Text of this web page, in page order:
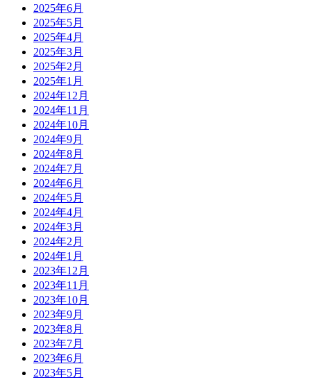
2025年6月
2025年5月
2025年4月
2025年3月
2025年2月
2025年1月
2024年12月
2024年11月
2024年10月
2024年9月
2024年8月
2024年7月
2024年6月
2024年5月
2024年4月
2024年3月
2024年2月
2024年1月
2023年12月
2023年11月
2023年10月
2023年9月
2023年8月
2023年7月
2023年6月
2023年5月